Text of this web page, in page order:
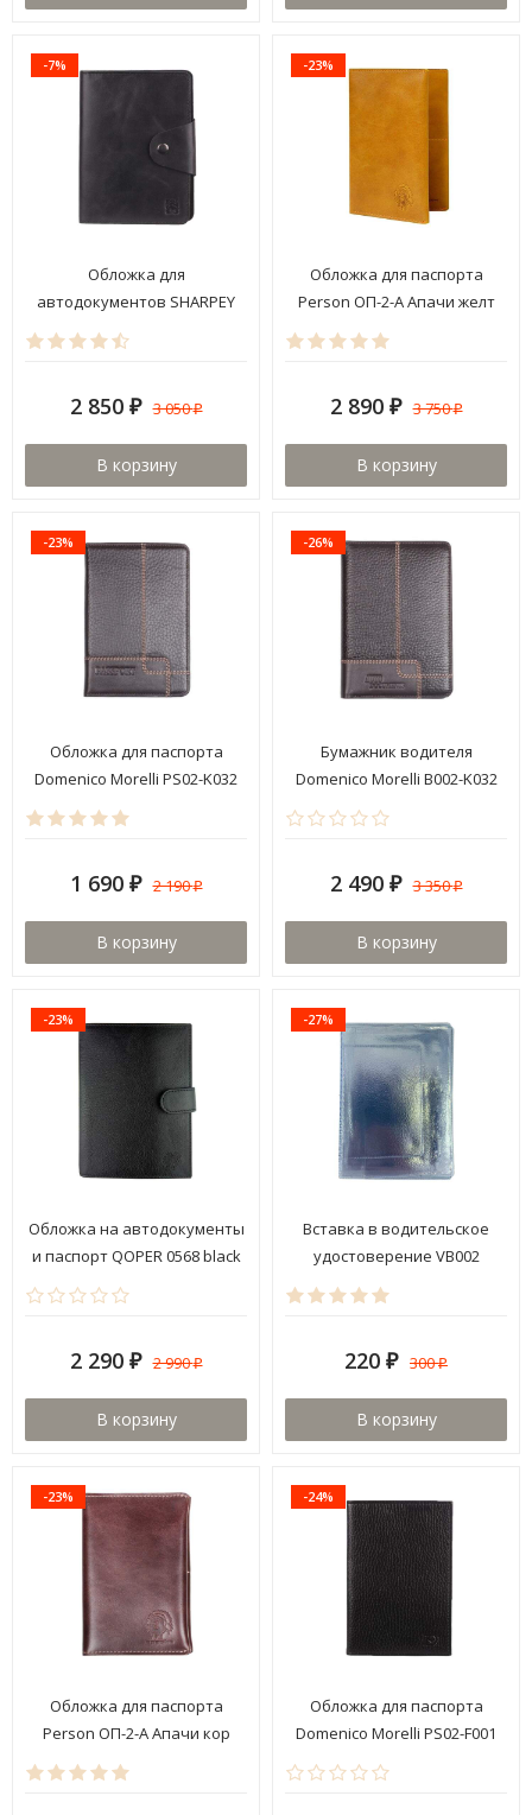
-7%
Обложка для
автодокументов SHARPEY
IZ297-ODO08-K001-R
2 850 ₽ 3 050₽
В корзину
-23%
Обложка для паспорта
Person ОП-2-А Апачи желт
2 890 ₽ 3 750₽
В корзину
-23%
Обложка для паспорта
Domenico Morelli PS02-K032
Floter kross
1 690 ₽ 2 190₽
В корзину
-26%
Бумажник водителя
Domenico Morelli B002-K032
Floter kross
2 490 ₽ 3 350₽
В корзину
-23%
Обложка на автодокументы
и паспорт QOPER 0568 black
2 290 ₽ 2 990₽
В корзину
-27%
Вставка в водительское
удостоверение VB002
220 ₽ 300₽
В корзину
-23%
Обложка для паспорта
Person ОП-2-А Апачи кор
-24%
Обложка для паспорта
Domenico Morelli PS02-F001
Texas